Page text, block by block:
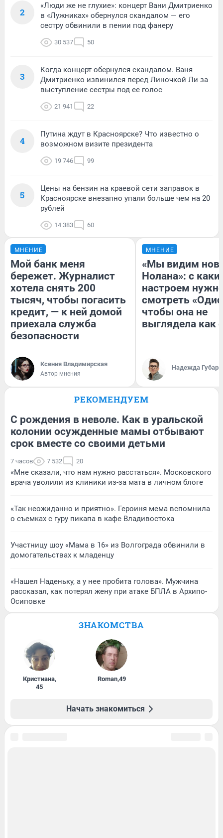
2
«Люди же не глухие»: концерт Вани Дмитриенко
в «Лужниках» обернулся скандалом — его
сестру обвинили в пении под фанеру
30 537 50
3
Когда концерт обернулся скандалом. Ваня
Дмитриенко извинился перед Линочкой Ли за
выступление сестры под ее голос
21 941 22
4
Путина ждут в Красноярске? Что известно о
возможном визите президента
19 746 99
5
Цены на бензин на краевой сети заправок в
Красноярске внезапно упали больше чем на 20
рублей
14 383 60
МНЕНИЕ
Мой банк меня
бережет. Журналист
хотела снять 200
тысяч, чтобы погасить
кредит, — к ней домой
приехала служба
безопасности
Ксения Владимирская
Автор мнения
МНЕНИЕ
«Мы видим
Нолана»: с
настроем
смотреть
чтобы она не
выглядела как
Надежда Губарь
РЕКОМЕНДУЕМ
С рождения в неволе. Как в уральской
колонии осужденные мамы отбывают
срок вместе со своими детьми
7 часов 7 532 20
«Мне сказали, что нам нужно расстаться». Московского
врача уволили из клиники из-за мата в личном блоге
«Так неожиданно и приятно». Героиня мема вспомнила
о съемках с гуру пикапа в кафе Владивостока
Участницу шоу «Мама в 16» из Волгограда обвинили в
домогательствах к младенцу
«Нашел Наденьку, а у нее пробита голова». Мужчина
рассказал, как потерял жену при атаке БПЛА в Архипо-
Осиповке
ЗНАКОМСТВА
Кристиана,
45
Roman,49
Начать знакомиться